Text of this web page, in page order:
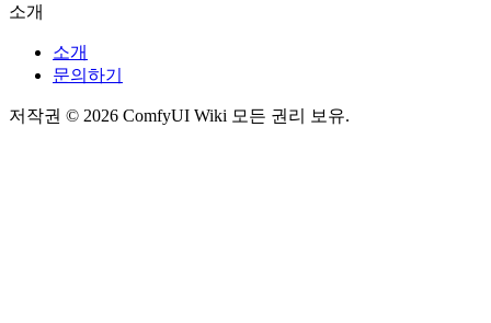
소개
소개
문의하기
저작권 © 2026 ComfyUI Wiki 모든 권리 보유.